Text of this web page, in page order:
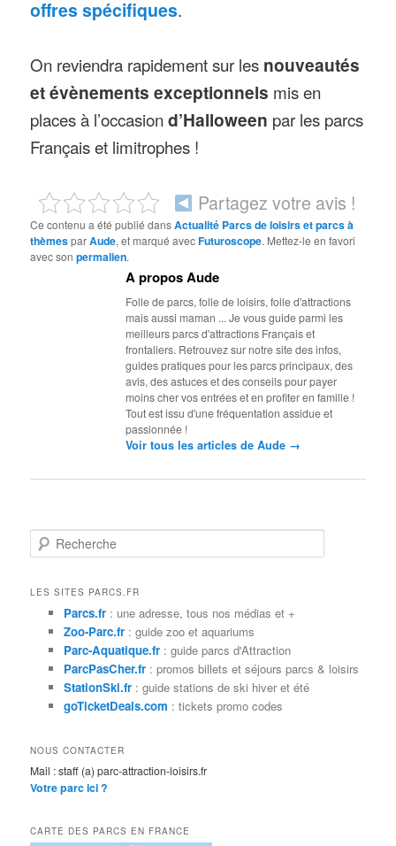
offres spécifiques.
On reviendra rapidement sur les nouveautés
et évènements exceptionnels mis en
places à l’occasiond’Halloween par les parcs
Français et limitrophes !
Partagez votre avis !
Ce contenu a été publié dansActualité Parcs de loisirs et parcs à
thèmesparAude, et marqué avecFuturoscope. Mettez-le en favori
avec sonpermalien.
A propos Aude
Folle de parcs, folle de loisirs, folle d'attractions
mais aussi maman ... Je vous guide parmi les
meilleurs parcs d'attractions Français et
frontaliers. Retrouvez sur notre site des infos,
guides pratiques pour les parcs principaux, des
avis, des astuces et des conseils pour payer
moins cher vos entrées et en profiter en famille !
Tout est issu d'une fréquentation assidue et
passionnée !
Voir tous les articles de Aude →
e
h
LES SITES PARCS.FR
Parcs.fr: une adresse, tous nos médias et +
Zoo-Parc.fr: guide zoo et aquariums
Parc-Aquatique.fr: guide parcs d'Attraction
ParcPasCher.fr: promos billets et séjours parcs & loisirs
StationSki.fr: guide stations de ski hiver et été
goTicketDeals.com : tickets promo codes
NOUS CONTACTER
Mail : staff (a) parc-attraction-loisirs.fr
Votre parc ici ?
CARTE DES PARCS EN FRANCE